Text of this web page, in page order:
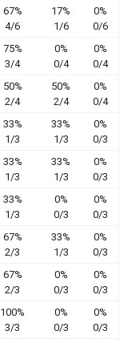
67%
4/6
17%
1/6
0%
0/6
75%
3/4
0%
0/4
0%
0/4
50%
2/4
50%
2/4
0%
0/4
33%
1/3
33%
1/3
0%
0/3
33%
1/3
33%
1/3
0%
0/3
33%
1/3
0%
0/3
0%
0/3
67%
2/3
33%
1/3
0%
0/3
67%
2/3
0%
0/3
0%
0/3
100%
3/3
0%
0/3
0%
0/3